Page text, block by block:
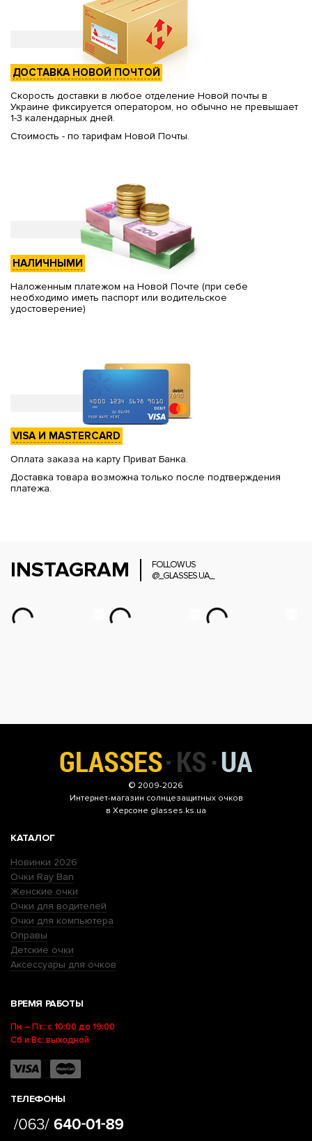
ДОСТАВКА НОВОЙ ПОЧТОЙ
Скорость доставки в любое отделение Новой почты в
Украине фиксируется оператором, но обычно не превышает
1-3 календарных дней.
Стоимость - по тарифам Новой Почты.
НАЛИЧНЫМИ
Наложенным платежом на Новой Почте (при себе
необходимо иметь паспорт или водительское
удостоверение)
VISA И MASTERCARD
Оплата заказа на карту Приват Банка.
Доставка товара возможна только после подтверждения
платежа.
INSTAGRAM
FOLLOW US
@_GLASSES.UA_
© 2009-2026
Интернет-магазин солнцезащитных очков
в Херсоне glasses.ks.ua
КАТАЛОГ
Новинки 2026
Очки Ray Ban
Женские очки
Очки для водителей
Очки для компьютера
Оправы
Детские очки
Аксессуары для очков
ВРЕМЯ РАБОТЫ
Пн – Пт: с 10:00 до 19:00
Сб и Вс: выходной
ТЕЛЕФОНЫ